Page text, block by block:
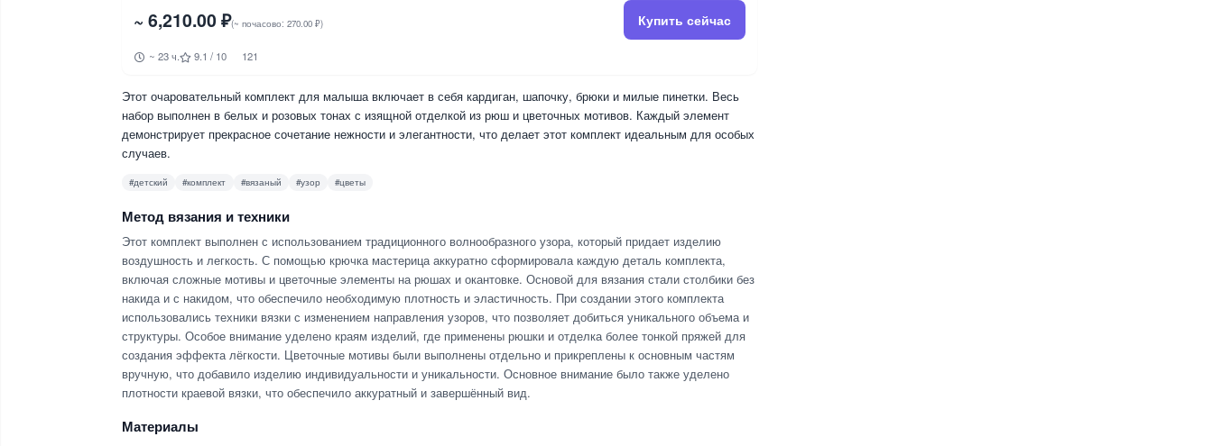
~ 6,210.00 ₽(~ почасово: 270.00 ₽) Купить сейчас
~ 23 ч. 9.1 / 10 121
Этот очаровательный комплект для малыша включает в себя кардиган, шапочку, брюки и милые пинетки. Весь
набор выполнен в белых и розовых тонах с изящной отделкой из рюш и цветочных мотивов. Каждый элемент
демонстрирует прекрасное сочетание нежности и элегантности, что делает этот комплект идеальным для особых
случаев.
#детский #комплект #вязаный #узор #цветы
Метод вязания и техники
Этот комплект выполнен с использованием традиционного волнообразного узора, который придает изделию
воздушность и легкость. С помощью крючка мастерица аккуратно сформировала каждую деталь комплекта,
включая сложные мотивы и цветочные элементы на рюшах и окантовке. Основой для вязания стали столбики без
накида и с накидом, что обеспечило необходимую плотность и эластичность. При создании этого комплекта
использовались техники вязки с изменением направления узоров, что позволяет добиться уникального объема и
структуры. Особое внимание уделено краям изделий, где применены рюшки и отделка более тонкой пряжей для
создания эффекта лёгкости. Цветочные мотивы были выполнены отдельно и прикреплены к основным частям
вручную, что добавило изделию индивидуальности и уникальности. Основное внимание было также уделено
плотности краевой вязки, что обеспечило аккуратный и завершённый вид.
Материалы